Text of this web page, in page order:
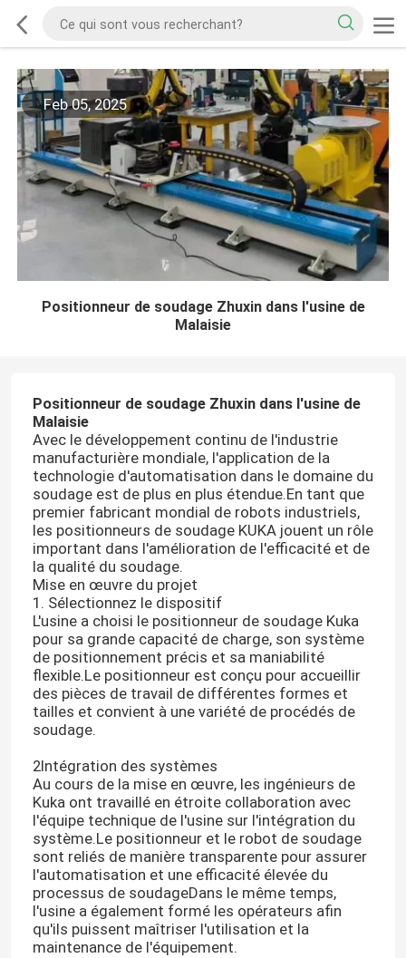
Feb 05, 2025
Positionneur de soudage Zhuxin dans l'usine de
Malaisie
Positionneur de soudage Zhuxin dans l'usine de
Malaisie
Avec le développement continu de l'industrie
manufacturière mondiale, l'application de la
technologie d'automatisation dans le domaine du
soudage est de plus en plus étendue.En tant que
premier fabricant mondial de robots industriels,
les positionneurs de soudage KUKA jouent un rôle
important dans l'amélioration de l'efficacité et de
la qualité du soudage.
Mise en œuvre du projet
1. Sélectionnez le dispositif
L'usine a choisi le positionneur de soudage Kuka
pour sa grande capacité de charge, son système
de positionnement précis et sa maniabilité
flexible.Le positionneur est conçu pour accueillir
des pièces de travail de différentes formes et
tailles et convient à une variété de procédés de
soudage.
2Intégration des systèmes
Au cours de la mise en œuvre, les ingénieurs de
Kuka ont travaillé en étroite collaboration avec
l'équipe technique de l'usine sur l'intégration du
système.Le positionneur et le robot de soudage
sont reliés de manière transparente pour assurer
l'automatisation et une efficacité élevée du
processus de soudageDans le même temps,
l'usine a également formé les opérateurs afin
qu'ils puissent maîtriser l'utilisation et la
maintenance de l'équipement.